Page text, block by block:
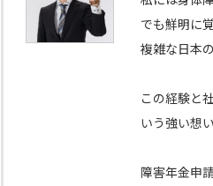
でも鮮明に
複雑な日本
この経験と
いう強い想
障害年金申